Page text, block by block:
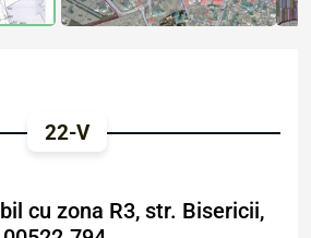
22-V
cu zona R3, str. Bisericii,